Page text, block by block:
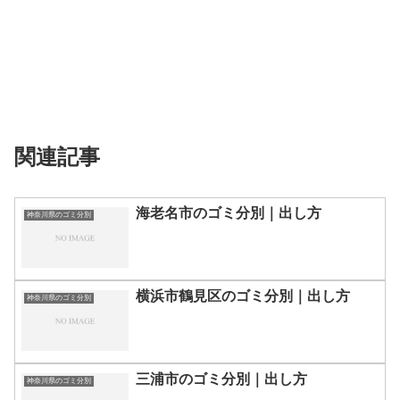
関連記事
神奈川県のゴミ分別 海老名市のゴミ分別｜出し方
神奈川県のゴミ分別 横浜市鶴見区のゴミ分別｜出し方
神奈川県のゴミ分別 三浦市のゴミ分別｜出し方